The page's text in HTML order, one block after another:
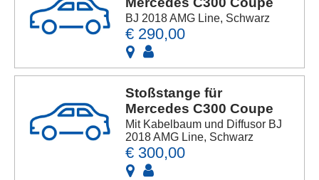
BJ 2018 AMG Line, Schwarz
€ 290,00
Stoßstange für
Mercedes C300 Coupe
Mit Kabelbaum und Diffusor BJ
2018 AMG Line, Schwarz
€ 300,00